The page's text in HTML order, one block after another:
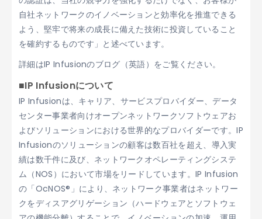
自社ネットワークのイノベーションと効率化を推進できる
よう、堅牢で将来の成長に備えた技術に投資していること
を確約するものです」と述べています。
詳細はIP Infusionのブログ （英語）をご覧ください。
■IP Infusionについて
IP Infusionは、キャリア、サービスプロバイダー、データ
センター事業者向けオープンネットワークソフトウェアお
よびソリューションにおける世界的なプロバイダーです。IP
Infusionのソリューションの顧客は数百社を超え、導入実
績は数千件に及び、ネットワークオペレーティングシステ
ム（NOS）において市場をリードしています。IP Infusion
の「OcNOS®」により、ネットワーク事業者はネットワー
クをディスアグリゲーション（ハードウェアとソフトウェ